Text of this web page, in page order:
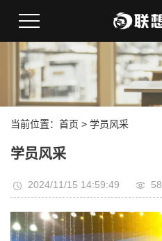
当前位置： 首页 > 学员风采
学员风采
2024/11/15 14:59:49 58